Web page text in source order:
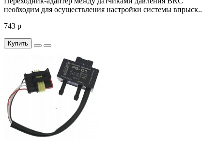
необходим для осуществления настройки системы впрыск..
743 р
Купить